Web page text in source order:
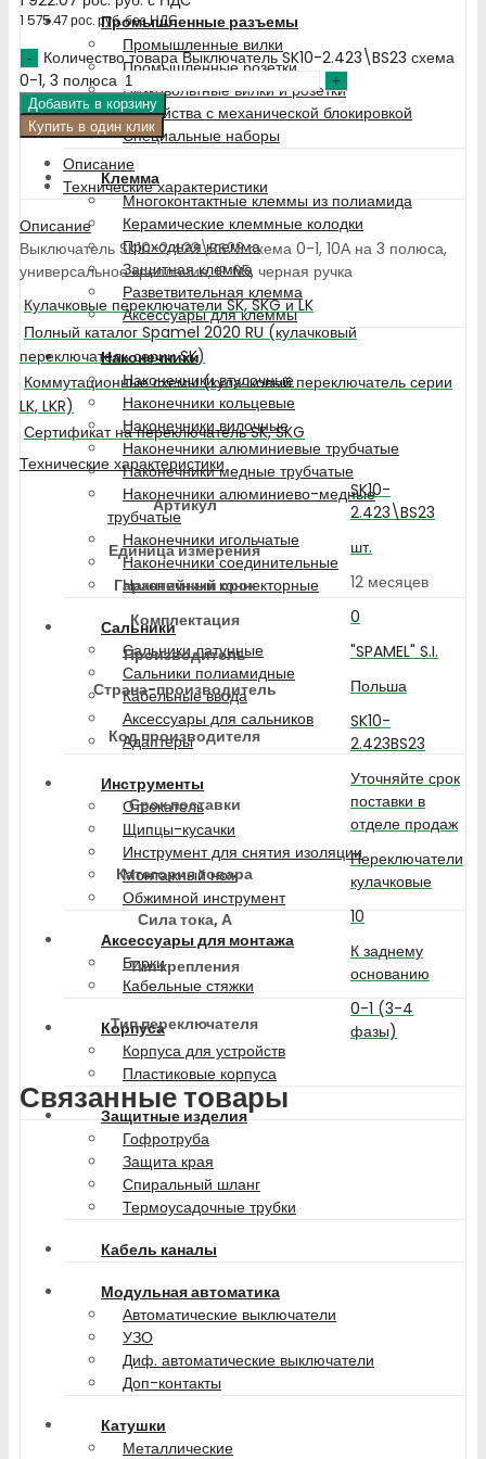
Промышленные разъемы
Промышленные вилки
Промышленные розетки
Низковольтные вилки и розетки
Устройства с механической блокировкой
Специальные наборы
Клемма
Многоконтактные клеммы из полиамида
Керамические клеммные колодки
Проходная клемма
Защитная клемма
Разветвительная клемма
Аксессуары для клеммы
Наконечники
Наконечники втулочные
Наконечники кольцевые
Наконечники вилочные
Наконечники алюминиевые трубчатые
Наконечники медные трубчатые
Наконечники алюминиево-медные
трубчатые
Наконечники игольчатые
Наконечники соединительные
Наконечники коннекторные
Сальники
Сальники латунные
Сальники полиамидные
Кабельные ввода
Аксессуары для сальников
Адаптеры
Инструменты
Отсекатель
Щипцы-кусачки
Инструмент для снятия изоляции
Монтажный нож
Обжимной инструмент
Аксессуары для монтажа
Бирки
Кабельные стяжки
Корпуса
Корпуса для устройств
Пластиковые корпуса
Защитные изделия
Гофротруба
Защита края
Спиральный шланг
Термоусадочные трубки
Кабель каналы
Модульная автоматика
Автоматические выключатели
УЗО
Диф. автоматические выключатели
Доп-контакты
Катушки
Металлические
1 575.47рос. руб.без НДС
Количество товара Выключатель SK10-2.423\BS23 схема
0-1, 3 полюса
Добавить в корзину
Купить в один клик
Описание
Технические характеристики
Описание
Выключатель SK10-2.423\BS23 схема 0-1, 10А на 3 полюса,
универсальное крепление, IP 65, черная ручка
Кулачковые переключатели SK, SKG и LK
Полный каталог Spamel 2020 RU (кулачковый
переключатель серии SK)
Коммутационные схемы (кулачковый переключатель серии
LK, LKR)
Сертификат на переключатель SK, SKG
Технические характеристики
Артикул
SK10-
2.423\BS23
Единица измерения
шт.
Гарантийный срок
12 месяцев
Комплектация
0
Производитель
"SPAMEL" S.I.
Страна-производитель
Польша
Код производителя
SK10-
2.423BS23
Срок поставки
Уточняйте срок
поставки в
отделе продаж
Категория товара
Переключатели
кулачковые
Сила тока, А
10
Тип крепления
К заднему
основанию
Тип переключателя
0-1 (3-4
фазы)
Связанные товары